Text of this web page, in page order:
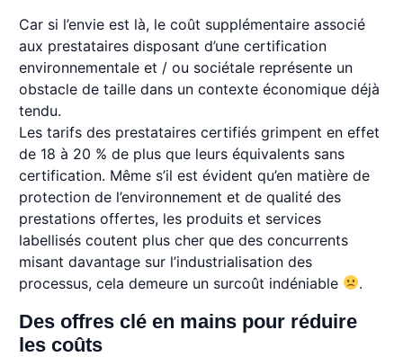
Car si l’envie est là, le coût supplémentaire associé
aux prestataires disposant d’une certification
environnementale et / ou sociétale représente un
obstacle de taille dans un contexte économique déjà
tendu.
Les tarifs des prestataires certifiés grimpent en effet
de 18 à 20 % de plus que leurs équivalents sans
certification. Même s’il est évident qu’en matière de
protection de l’environnement et de qualité des
prestations offertes, les produits et services
labellisés coutent plus cher que des concurrents
misant davantage sur l’industrialisation des
processus, cela demeure un surcoût indéniable
.
Des offres clé en mains pour réduire
les coûts